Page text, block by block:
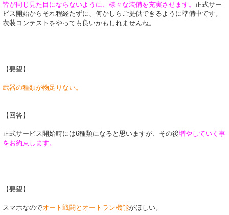
皆が同じ見た目にならないように、様々な装備を充実させます。 正式サー
ビス開始からそれ程経たずに、何かしらご提供できるように準備中です。
衣装コンテストをやっても良いかもしれませんね。
【要望】
武器の種類が物足りない。
【回答】
正式サービス開始時には6種類になると思いますが、その後増やしていく事
をお約束します。
【要望】
スマホなのでオート戦闘とオートラン機能がほしい。